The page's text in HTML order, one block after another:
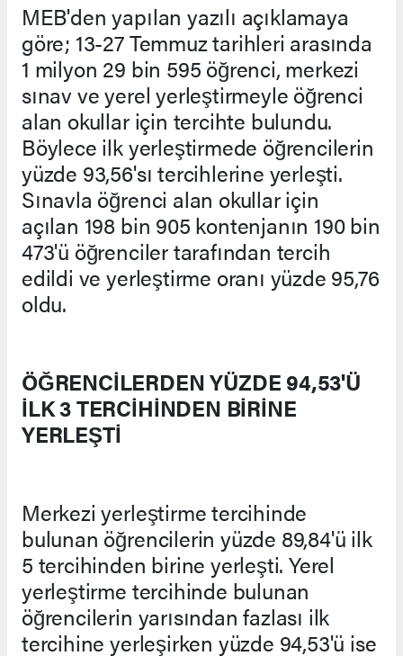
MEB'den yapılan yazılı açıklamaya
göre; 13-27 Temmuz tarihleri arasında
1 milyon 29 bin 595 öğrenci, merkezi
sınav ve yerel yerleştirmeyle öğrenci
alan okullar için tercihte bulundu.
Böylece ilk yerleştirmede öğrencilerin
yüzde 93,56'sı tercihlerine yerleşti.
Sınavla öğrenci alan okullar için
açılan 198 bin 905 kontenjanın 190 bin
473'ü öğrenciler tarafından tercih
edildi ve yerleştirme oranı yüzde 95,76
oldu.
ÖĞRENCİLERDEN YÜZDE 94,53'Ü
İLK 3 TERCİHİNDEN BİRİNE
YERLEŞTİ
Merkezi yerleştirme tercihinde
bulunan öğrencilerin yüzde 89,84'ü ilk
5 tercihinden birine yerleşti. Yerel
yerleştirme tercihinde bulunan
öğrencilerin yarısından fazlası ilk
tercihine yerleşirken yüzde 94,53'ü ise